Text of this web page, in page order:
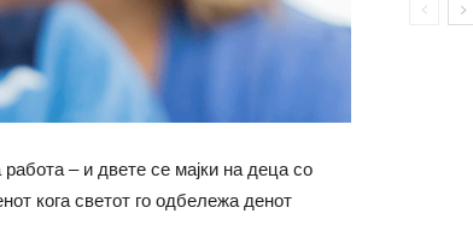
– и двете се мајки на деца со
кога светот го одбележа денот